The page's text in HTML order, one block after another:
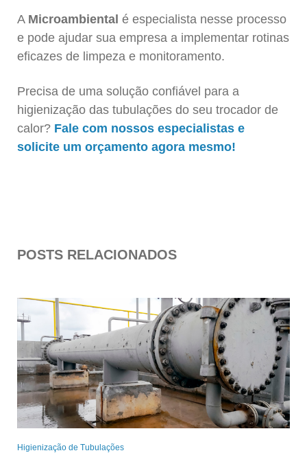
A Microambiental é especialista nesse processo
e pode ajudar sua empresa a implementar rotinas
eficazes de limpeza e monitoramento.
Precisa de uma solução confiável para a
higienização das tubulações do seu trocador de
calor? Fale com nossos especialistas e
solicite um orçamento agora mesmo!
POSTS RELACIONADOS
Higienização de Tubulações